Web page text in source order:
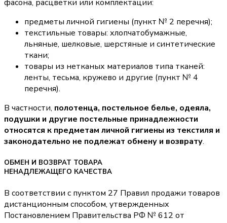
фасона, расцветки или комплектации:
предметы личной гигиены (пункт № 2 перечня);
текстильные товары: хлопчатобумажные,
льняные, шелковые, шерстяные и синтетические
ткани;
товары из нетканых материалов типа тканей:
ленты, тесьма, кружево и другие (пункт № 4
перечня).
В частности, полотенца, постельное белье, одеяла,
подушки и другие постельные принадлежности
относятся к предметам личной гигиены из текстиля и
законодательно не подлежат обмену и возврату.
ОБМЕН И ВОЗВРАТ ТОВАРА
НЕНАДЛЕЖАЩЕГО КАЧЕСТВА
В соответствии с пунктом 27 Правил продажи товаров
дистанционным способом, утвержденных
Постановлением Правительства РФ № 612 от